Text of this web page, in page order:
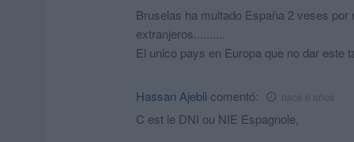
Bruselas ha multado España 2 veses
extranjeros..........
El unico pays en Europa que no dar este
Hassan Ajebli comentó: hace 6 años
C est le DNI ou NIE Espagnole,